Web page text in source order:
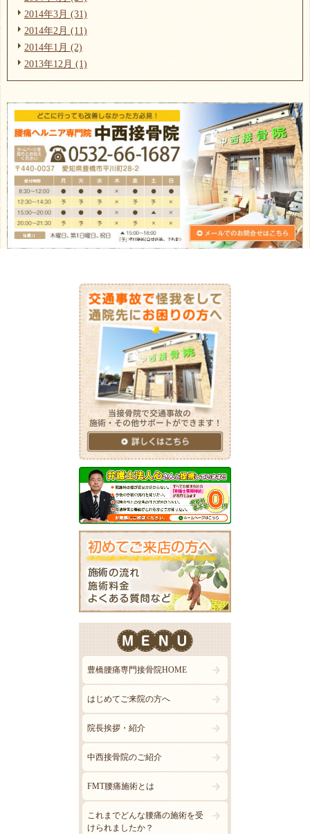
2014年3月 (31)
2014年2月 (11)
2014年1月 (2)
2013年12月 (1)
豊橋腰痛専門接骨院HOME
はじめてご来院の方へ
院長挨拶・紹介
中西接骨院のご紹介
FMT腰痛施術とは
これまでどんな腰痛の施術を受
けられましたか？